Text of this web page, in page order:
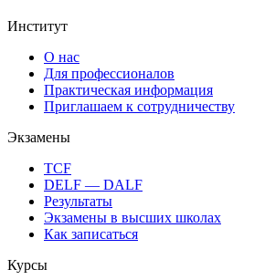
Институт
О нас
Для профессионалов
Практическая информация
Приглашаем к сотрудничеству
Экзамены
TCF
DELF — DALF
Результаты
Экзамены в высших школах
Как записаться
Курсы